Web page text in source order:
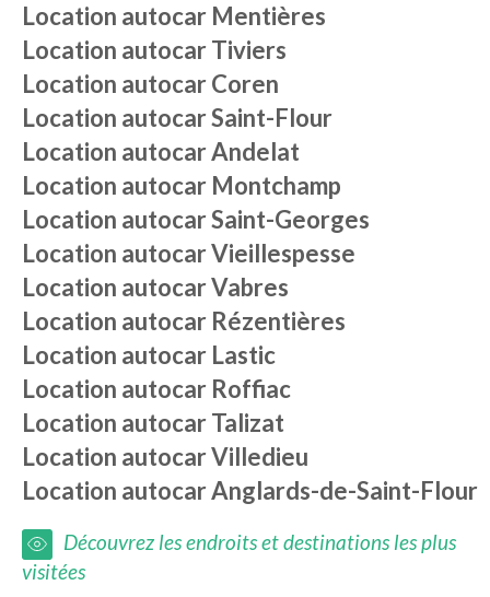
Location autocar Mentières
Location autocarTiviers
Location autocarCoren
Location autocarSaint-Flour
Location autocarAndelat
Location autocar Montchamp
Location autocarSaint-Georges
Location autocarVieillespesse
Location autocarVabres
Location autocar Rézentières
Location autocar Lastic
Location autocar Roffiac
Location autocarTalizat
Location autocarVilledieu
Location autocarAnglards-de-Saint-Flour
Découvrez les endroits et destinations les plus
visitées